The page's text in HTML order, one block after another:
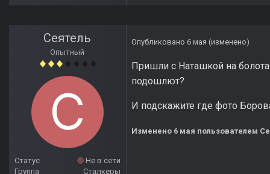
Сеятель
Опытный
Статус
Не в сети
Группа
Сталкеры
Опубликовано 6 мая (изменено)
Пришли с Наташкой на
подошлют?
И подскажите где фото
Изменено 6 мая пользователем